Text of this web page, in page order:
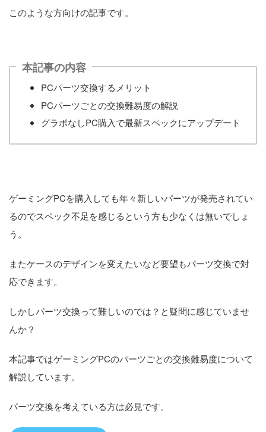
このような方向けの記事です。
本記事の内容
PCパーツ交換するメリット
PCパーツごとの交換難易度の解説
グラボなしPC購入で最新スペックにアップデート
ゲーミングPCを購入しても年々新しいパーツが発売されてい
るのでスペック不足を感じるという方も少なくは無いでしょ
う。
またケースのデザインを変えたいなど要望もパーツ交換で対
応できます。
しかしパーツ交換って難しいのでは？と疑問に感じていませ
んか？
本記事ではゲーミングPCのパーツごとの交換難易度について
解説しています。
パーツ交換を考えている方は必見です。